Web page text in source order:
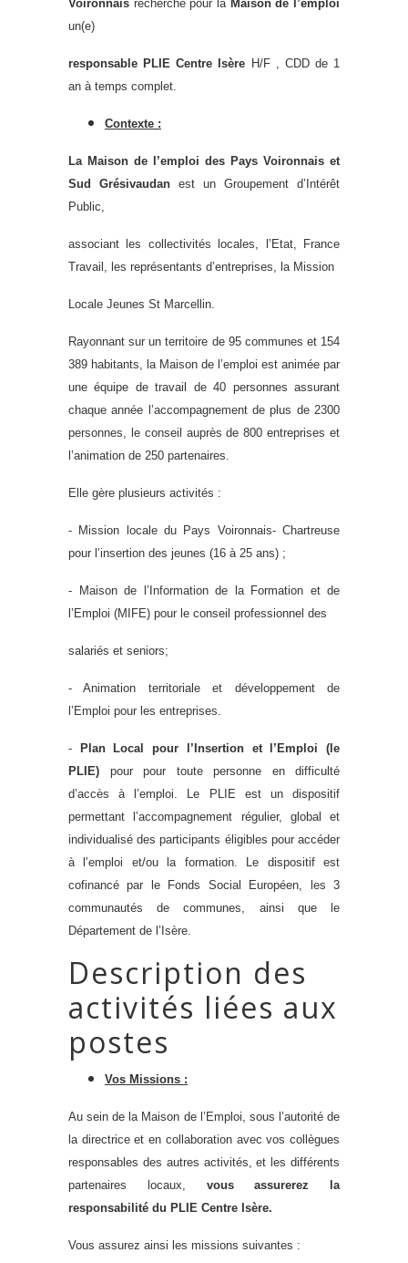
Voironnais recherche pour la Maison de l’emploi
un(e)
responsable PLIE Centre Isère H/F , CDD de 1
an à temps complet.
Contexte :
La Maison de l’emploi des Pays Voironnais et
Sud Grésivaudan est un Groupement d’Intérêt
Public,
associant les collectivités locales, l’Etat, France
Travail, les représentants d’entreprises, la Mission
Locale Jeunes St Marcellin.
Rayonnant sur un territoire de 95 communes et 154
389 habitants, la Maison de l’emploi est animée par
une équipe de travail de 40 personnes assurant
chaque année l’accompagnement de plus de 2300
personnes, le conseil auprès de 800 entreprises et
l’animation de 250 partenaires.
Elle gère plusieurs activités :
- Mission locale du Pays Voironnais- Chartreuse
pour l’insertion des jeunes (16 à 25 ans) ;
- Maison de l’Information de la Formation et de
l’Emploi (MIFE) pour le conseil professionnel des
salariés et seniors;
- Animation territoriale et développement de
l’Emploi pour les entreprises.
-
Plan Local pour l’Insertion et l’Emploi (le
PLIE) pour pour toute personne en difficulté
d’accès à l’emploi.
Le PLIE est un dispositif
permettant l’accompagnement régulier, global et
individualisé des participants éligibles pour accéder
à l’emploi et/ou la formation. Le dispositif est
cofinancé par le Fonds Social Européen, les 3
communautés de communes, ainsi que le
Département de l’Isère.
Description des
activités liées aux
postes
Vos Missions :
Au sein de la Maison de l’Emploi, sous l’autorité de
la directrice et en collaboration avec vos collègues
responsables des autres activités, et les différents
partenaires locaux, vous assurerez la
responsabilité du PLIE Centre Isère.
Vous assurez ainsi les missions suivantes :